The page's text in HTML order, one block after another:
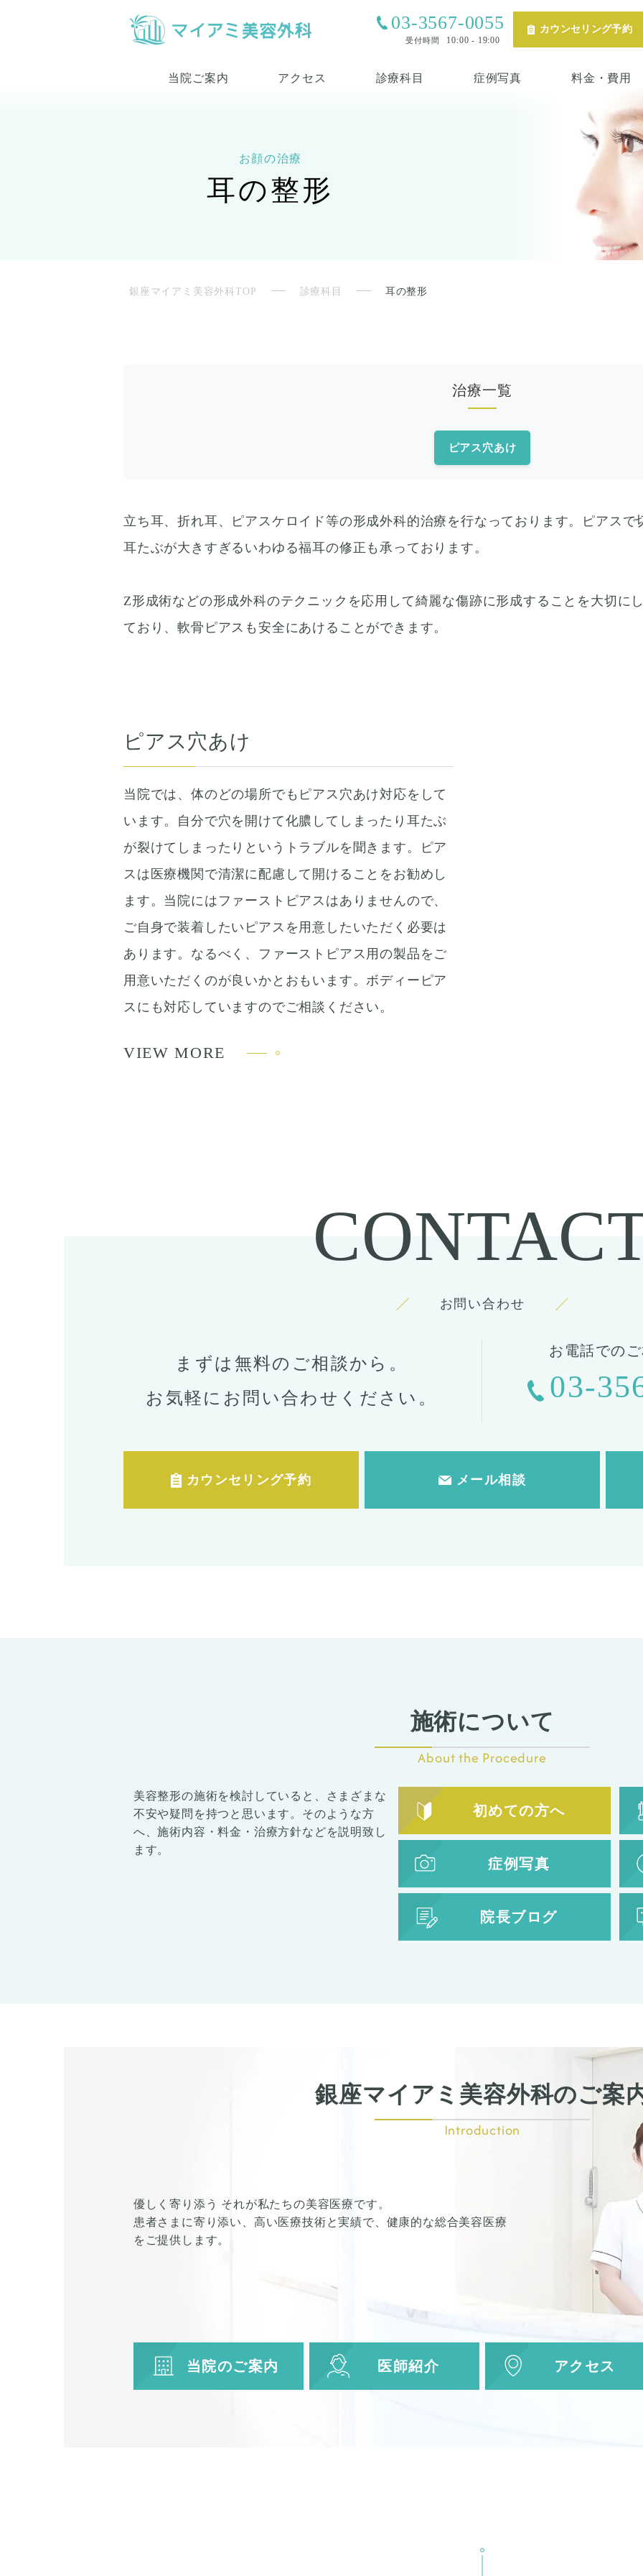
03-3567-0055
受付時間 10:00 - 19:00
カウンセリング予約
当院ご案内 アクセス 診療科目 症例写真 料金・費用
お顔の治療
耳の整形
銀座マイアミ美容外科TOP 診療科目 耳の整形
治療一覧
ピアス穴あけ
立ち耳、折れ耳、ピアスケロイド等の形成外科的治療を行なっております。ピアス
耳たぶが大きすぎるいわゆる福耳の修正も承っております。
Z形成術などの形成外科のテクニックを応用して綺麗な傷跡に形成することを大切に
ており、軟骨ピアスも安全にあけることができます。
ピアス穴あけ
当院では、体のどの場所でもピアス穴あけ対応をして
います。自分で穴を開けて化膿してしまったり耳たぶ
が裂けてしまったりというトラブルを聞きます。ピア
スは医療機関で清潔に配慮して開けることをお勧めし
ます。当院にはファーストピアスはありませんので、
ご自身で装着したいピアスを用意したいただく必要は
あります。なるべく、ファーストピアス用の製品をご
用意いただくのが良いかとおもいます。ボディーピア
スにも対応していますのでご相談ください。
VIEW MORE
お問い合わせ
まずは無料のご相談から。
お気軽にお問い合わせください。
お電話での
03-
カウンセリング予約 メール相談
施術について
About the Procedure
美容整形の施術を検討していると、さまざまな
不安や疑問を持つと思います。そのような方
へ、施術内容・料金・治療方針などを説明致し
ます。
初めての方へ
症例写真
院長ブログ
銀座マイアミ 美容外科のご案
Introduction
優しく寄り添う それが私たちの美容医療です。
患者さまに寄り添い、高い医療技術と実績で、健康的な総合美容医療
をご提供します。
当院のご案内 医師紹介 アクセス